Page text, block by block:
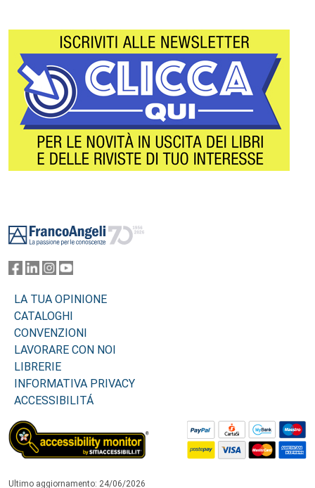
LA TUA OPINIONE
CATALOGHI
CONVENZIONI
LAVORARE CON NOI
LIBRERIE
INFORMATIVA PRIVACY
ACCESSIBILITÁ
Ultimo aggiornamento: 24/06/2026